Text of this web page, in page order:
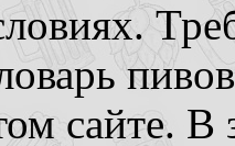
сайте.